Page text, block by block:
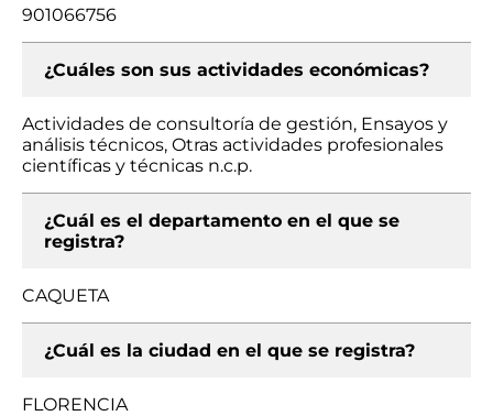
901066756
¿Cuáles son sus actividades económicas?
Actividades de consultoría de gestión, Ensayos y
análisis técnicos, Otras actividades profesionales
científicas y técnicas n.c.p.
¿Cuál es el departamento en el que se
registra?
CAQUETA
¿Cuál es la ciudad en el que se registra?
FLORENCIA